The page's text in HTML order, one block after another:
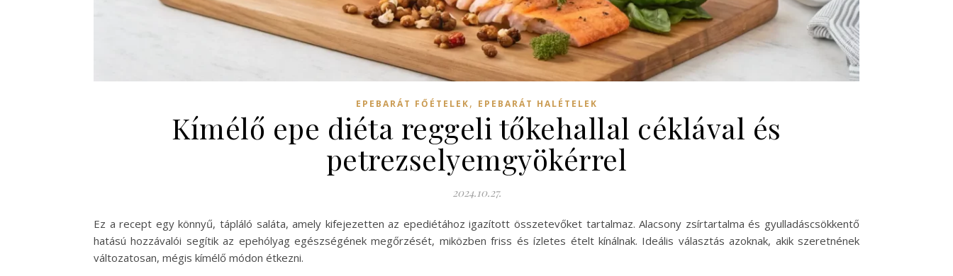
EPEBARÁT FŐÉTELEK, EPEBARÁT HALÉTELEK
Kímélő epe diéta reggeli tőkehallal céklával és
petrezselyemgyökérrel
2024.10.27.
Ez a recept egy könnyű, tápláló saláta, amely kifejezetten az epediétához igazított összetevőket tartalmaz. Alacsony zsírtartalma és gyulladáscsökkentő
hatású hozzávalói segítik az epehólyag egészségének megőrzését, miközben friss és ízletes ételt kínálnak. Ideális választás azoknak, akik szeretnének
változatosan, mégis kímélő módon étkezni.